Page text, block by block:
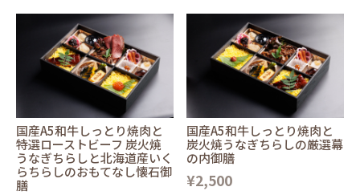
国産A5和牛しっとり焼肉と
特選ローストビーフ 炭火焼
うなぎちらしと北海道産いく
らちらしのおもてなし懐石御
膳
国産A5和牛しっとり焼肉と
炭火焼うなぎちらしの厳選幕
の内御膳
¥2,500